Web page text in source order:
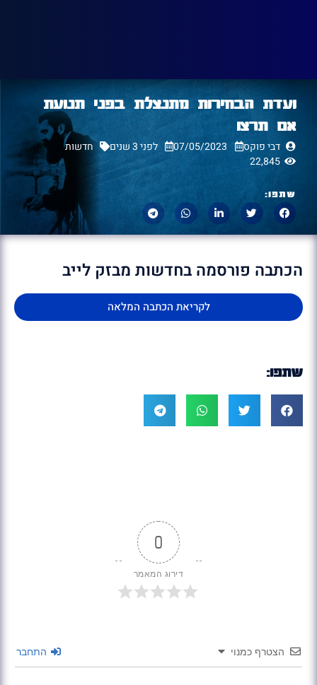
ועדת הבחירות מתנצלת בפני תנועת
אם תרצו
דבי פוקס 07/05/2023 לפני 3 שנים
חדשות
22,845
שתפו:
הכתבה פורסמה בחדשות מבזק לייב
לקריאת הכתבה המלאה
שתפו:
0
דירוג המאמר
הצטרף כמנוי התחבר